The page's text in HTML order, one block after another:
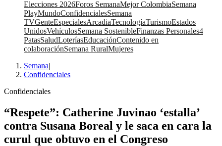
Elecciones 2026Foros SemanaMejor ColombiaSemana
PlayMundoConfidencialesSemana
TVGenteEspecialesArcadiaTecnologíaTurismoEstados
UnidosVehículosSemana SostenibleFinanzas Personales4
PatasSaludLoteríasEducaciónContenido en
colaboraciónSemana RuralMujeres
Semana|
Confidenciales
Confidenciales
“Respete”: Catherine Juvinao ‘estalla’
contra Susana Boreal y le saca en cara la
curul que obtuvo en el Congreso